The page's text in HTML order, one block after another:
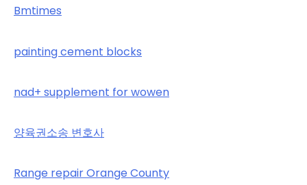
Bmtimes
painting cement blocks
nad+ supplement for wowen
양육권소송 변호사
Range repair Orange County